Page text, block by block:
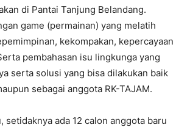
di Pantai Tanjung Belandang.
game (permainan) yang melatih
kekompakan, kepercayaan
pembahasan isu lingkunga yang
serta solusi yang bisa dilakukan baik
sebagai anggota RK-TAJAM.
setidaknya ada 12 calon anggota baru